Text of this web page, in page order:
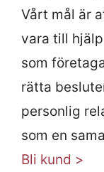
Vårt mål är
vara till
som
rätta
personlig
som en
Bli kund >